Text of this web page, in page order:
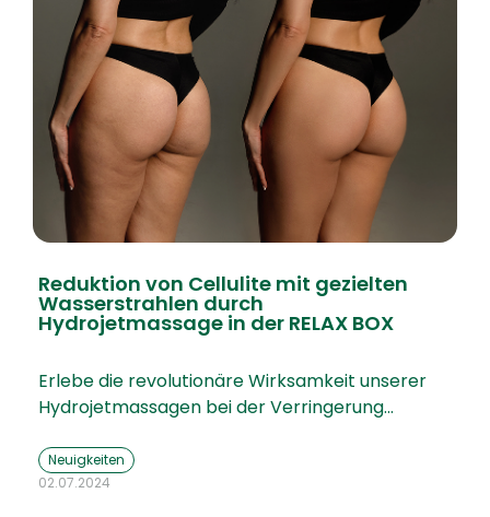
Reduktion von Cellulite mit gezielten
Wasserstrahlen durch
Hydrojetmassage in der RELAX BOX
Erlebe die revolutionäre Wirksamkeit unserer
Hydrojetmassagen bei der Verringerung…
Neuigkeiten
02.07.2024